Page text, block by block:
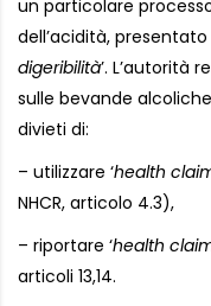
un particolare
dell’acidità, presentato
digeribilità’. L’autorità
sulle bevande
divieti di:
– utilizzare ‘health
NHCR, articolo 4.3),
– riportare ‘health
articoli 13,14.